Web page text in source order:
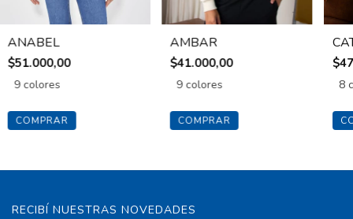
ANABEL
$51.000,00
9 colores
COMPRAR
AMBAR
$41.000,00
9 colores
COMPRAR
8
RECIBÍ NUESTRAS NOVEDADES